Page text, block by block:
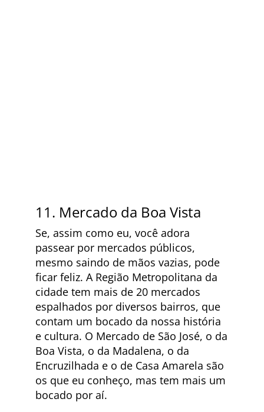
11. Mercado da Boa Vista
Se, assim como eu, você adora
passear por mercados públicos,
mesmo saindo de mãos vazias, pode
ficar feliz. A Região Metropolitana da
cidade tem mais de 20 mercados
espalhados por diversos bairros, que
contam um bocado da nossa história
e cultura. O Mercado de São José, o da
Boa Vista, o da Madalena, o da
Encruzilhada e o de Casa Amarela são
os que eu conheço, mas tem mais um
bocado por aí.